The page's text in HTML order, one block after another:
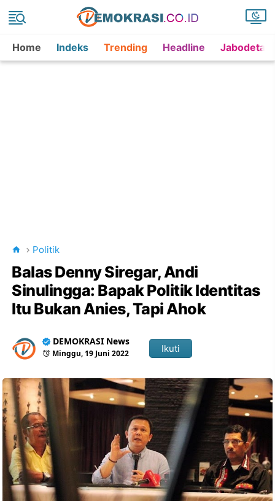
Home Indeks Trending Headline
Politik
Balas Denny Siregar, Andi
Sinulingga: Bapak Politik Identitas
Itu Bukan Anies, Tapi Ahok
DEMOKRASI News
Minggu, 19 Juni 2022 Ikuti